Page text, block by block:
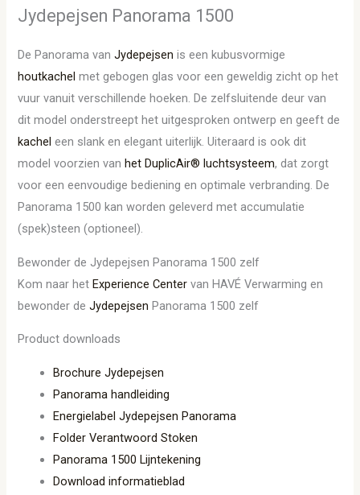
Jydepejsen Panorama 1500
De Panorama vanJydepejsen is een kubusvormige
houtkachel met gebogen glas voor een geweldig zicht op het
vuur vanuit verschillende hoeken. De zelfsluitende deur van
dit model onderstreept het uitgesproken ontwerp en geeft de
kachel een slank en elegant uiterlijk. Uiteraard is ook dit
model voorzien vanhet DuplicAir® luchtsysteem, dat zorgt
voor een eenvoudige bediening en optimale verbranding. De
Panorama 1500 kan worden geleverd met accumulatie
(spek)steen (optioneel).
Bewonder de Jydepejsen Panorama 1500 zelf
Kom naar hetExperience Center van HAVÉ Verwarming en
bewonder deJydepejsen Panorama 1500 zelf
Product downloads
Brochure Jydepejsen
Panorama handleiding
Energielabel Jydepejsen Panorama
Folder Verantwoord Stoken
Panorama 1500 Lijntekening
Download informatieblad